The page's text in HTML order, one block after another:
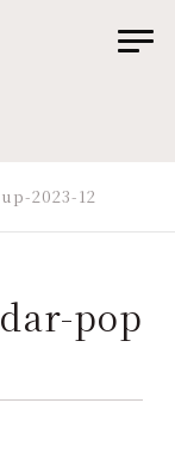
2023-12
pop